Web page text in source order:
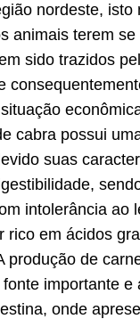
nordeste, isto
animais terem
sido trazidos
cabra possui
suas
intolerância ao
rico em ácidos
produção de
importante e
onde